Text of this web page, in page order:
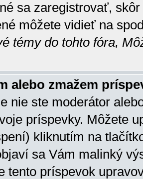
sa zaregistrovať,
môžete vidieť na
témy do tohto fóra,
alebo zmažem
nie ste moderátor
príspevky. Môžete
kliknutím na
sa Vám malinký
tento príspevok